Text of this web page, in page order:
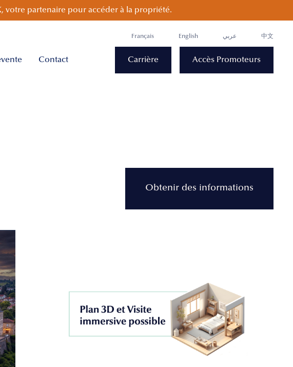
votre partenaire pour accéder à la propriété.
Français English عربي 中文
Contact Carrière Accès Promoteurs
Obtenir des informations